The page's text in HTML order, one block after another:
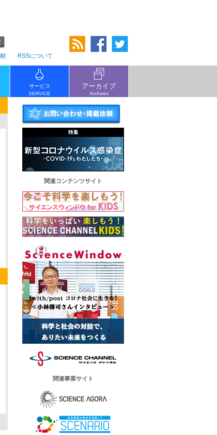
RSSについて
サービス
SERVICE
アーカイブ
Archives
関連コンテンツサイト
関連事業サイト